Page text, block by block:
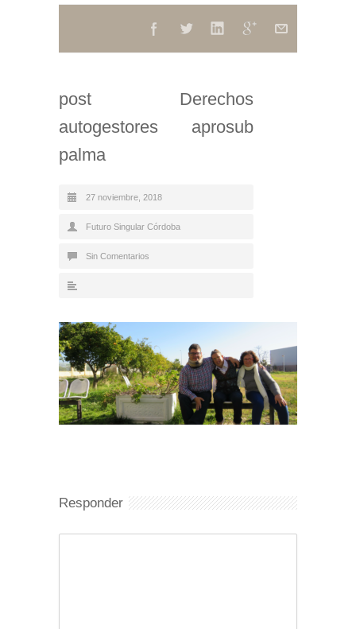
post Derechos
autogestores aprosub
palma
27 noviembre, 2018
Futuro Singular Córdoba
Sin Comentarios
Responder